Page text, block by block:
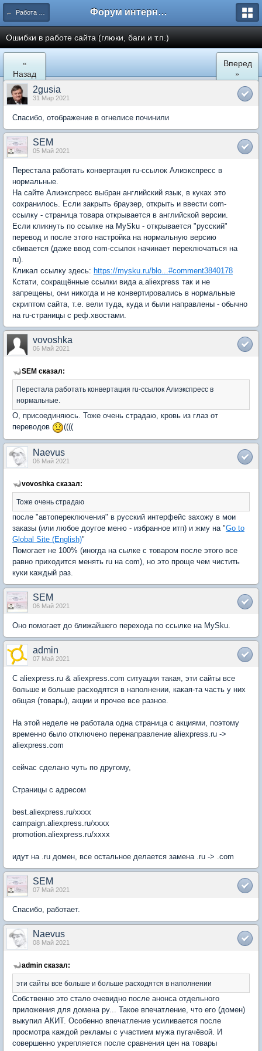
← Работа сайта mySKU.ru Форум интернет покупателей
Ошибки в работе сайта (глюки, баги и т.п.)
«
Назад
Вперед
»
2gusia
31 Мар 2021
Спасибо, отображение в огнелисе починили
SEM
05 Май 2021
Перестала работать конвертация ru-ссылок Алиэкспресс в
нормальные.
На сайте Алиэкспресс выбран английский язык, в куках это
сохранилось. Если закрыть браузер, открыть и ввести com-
ссылку - страница товара открывается в английской версии.
Если кликнуть по ссылке на MySku - открывается "русский"
перевод и после этого настройка на нормальную версию
сбивается (даже ввод com-ссылок начинает переключаться на
ru).
Кликал ссылку здесь: https://mysku.ru/blo...#comment3840178
Кстати, сокращённые ссылки вида a.aliexpress так и не
запрещены, они никогда и не конвертировались в нормальные
скриптом сайта, т.е. вели туда, куда и были направлены - обычно
на ru-страницы с реф.хвостами.
vovoshka
06 Май 2021
SEM сказал:
Перестала работать конвертация ru-ссылок Алиэкспресс в
нормальные.
О, присоединяюсь. Тоже очень страдаю, кровь из глаз от
переводов
((((
Naevus
06 Май 2021
vovoshka сказал:
Тоже очень страдаю
после "автопереключения" в русский интерфейс захожу в мои
заказы (или любое доугое меню - избранное итп) и жму на "Go to
Global Site (English)"
Помогает не 100% (иногда на сылке с товаром после этого все
равно приходится менять ru на com), но это проще чем чистить
куки каждый раз.
SEM
06 Май 2021
Оно помогает до ближайшего перехода по ссылке на MySku.
admin
07 Май 2021
C aliexpress.ru & aliexpress.com ситуация такая, эти сайты все
больше и больше расходятся в наполнении, какая-та часть у них
общая (товары), акции и прочее все разное.
На этой неделе не работала одна страница с акциями, поэтому
временно было отключено перенаправление aliexpress.ru ->
aliexpress.com
сейчас сделано чуть по другому,
Страницы с адресом
best.aliexpress.ru/xxxx
campaign.aliexpress.ru/xxxx
promotion.aliexpress.ru/xxxx
идут на .ru домен, все остальное делается замена .ru -> .com
SEM
07 Май 2021
Спасибо, работает.
Naevus
08 Май 2021
admin сказал:
эти сайты все больше и больше расходятся в наполнении
Собственно это стало очевидно после анонса отдельного
приложения для домена ру... Такое впечатление, что его (домен)
выкупил АКИТ. Особенно впечатление усиливается после
просмотра каждой рекламы с участием мужа пугачёвой. И
совершенно укрепляется после сравнения цен на товары